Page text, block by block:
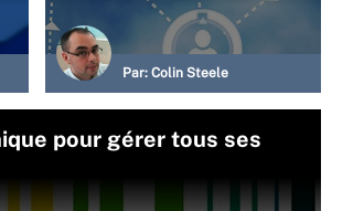
Par: Colin Steele
pour gérer tous ses